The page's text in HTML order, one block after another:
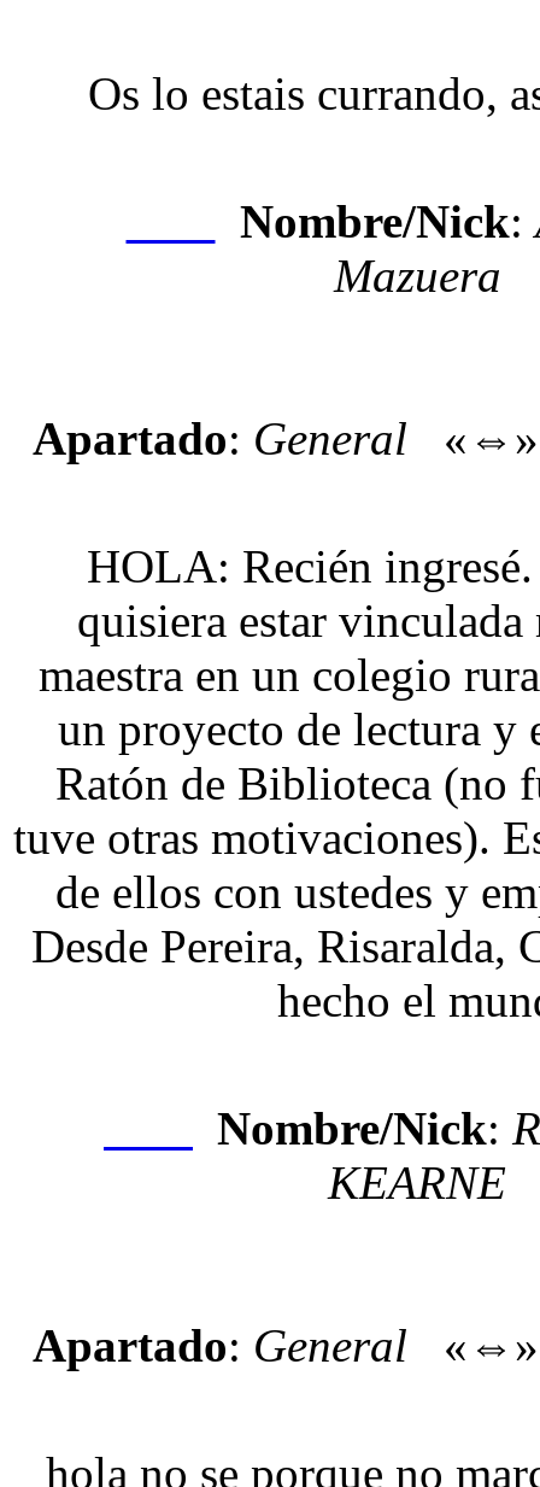
Os lo estais currando,
Nombre/Nick:
Mazuera
Apartado: General
HOLA: Recién
quisiera estar
maestra en un colegio
un proyecto de lectura y
Ratón de Biblioteca (no
tuve otras motivaciones).
de ellos con ustedes y
Desde Pereira, Risaralda,
hecho el
Nombre/Nick:
KEARNE
Apartado: General
hola no se porque no